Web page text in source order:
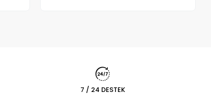
7 / 24 DESTEK